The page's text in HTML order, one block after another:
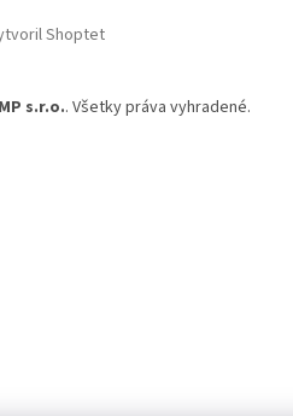
Shoptet
s.r.o.. Všetky práva vyhradené.